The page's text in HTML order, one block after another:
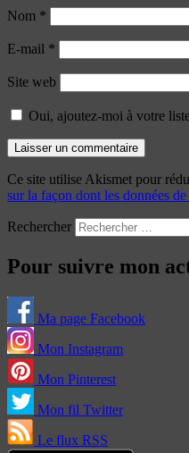
Nom *
E-mail *
Site web
Oui, ajoutez-moi à votre
Ce site utilise Akismet pour
sur la façon dont les données
Rechercher
Pour suivre mon
Ma page Facebook
Mon Instagram
Mon Pinterest
Mon fil Twitter
Le flux RSS